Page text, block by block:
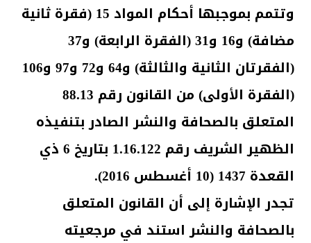
وتتمم بموجبها أحكام المواد 15 (فقرة ثانية
مضافة) و16 و31 (الفقرة الرابعة) و37
(الفقرتان الثانية والثالثة) و64 و72 و97 و106
(الفقرة الأولى) من القانون رقم 88.13
المتعلق بالصحافة والنشر الصادر بتنفيذه
الظهير الشريف رقم 1.16.122 بتاريخ 6 ذي
القعدة 1437 (10 أغسطس 2016).
تجدر الإشارة إلى أن القانون المتعلق
بالصحافة والنشر استند في مرجعيته